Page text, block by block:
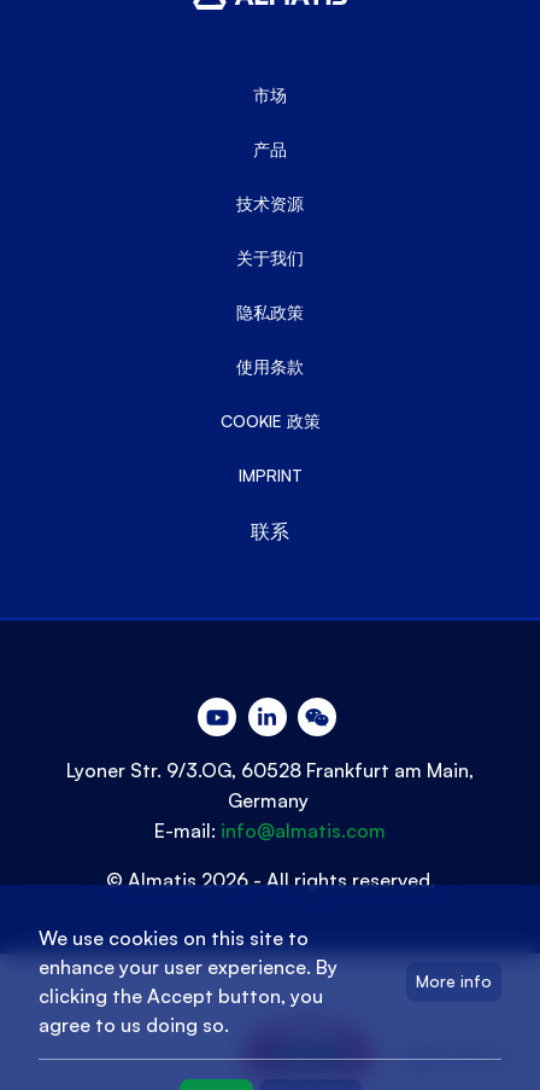
市场
产品
技术资源
关于我们
隐私政策
使用条款
COOKIE 政策
IMPRINT
联系
Lyoner Str. 9/3.OG, 60528 Frankfurt am Main,
Germany
E-mail: info@almatis.com
© Almatis 2026 - All rights reserved.
oyak.com.tr
We use cookies on this site to
enhance your user experience. By
clicking the Accept button, you
agree to us doing so.
More info